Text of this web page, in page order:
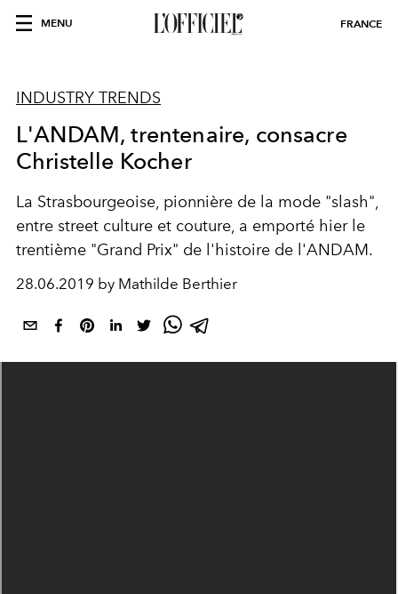
MENU FRANCE
INDUSTRY TRENDS
L'ANDAM, trentenaire, consacre
Christelle Kocher
La Strasbourgeoise, pionnière de la mode "slash",
entre street culture et couture, a emporté hier le
trentième "Grand Prix" de l'histoire de l'ANDAM.
28.06.2019 by Mathilde Berthier